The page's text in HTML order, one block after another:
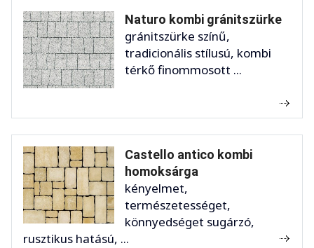
Naturo kombi gránitszürke
gránitszürke színű,
tradicionális stílusú, kombi
térkő finommosott ...
Castello antico kombi
homoksárga
kényelmet,
természetességet,
könnyedséget sugárzó,
rusztikus hatású, ...